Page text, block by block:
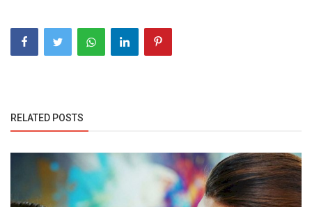
RELATED POSTS